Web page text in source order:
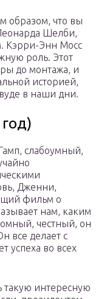
образом, что вы
Шелби,
Кэрри-Энн Мосс
роль. Этот
до монтажа, и
историей,
в наши дни.
слабоумный,
Дженни,
фильм о
нам, каким
честный, он
все делает с
успеха во всех
такую интересную